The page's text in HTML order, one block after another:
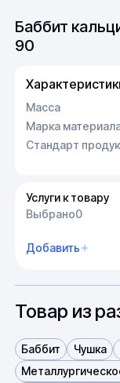
Баббит
90
Масса
Марка
Стандарт
Услуги к товару
Выбрано0
Добавить
Товар из
Баббит Чушка